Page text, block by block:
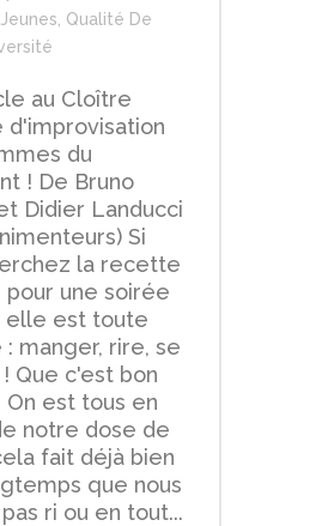
Jeunes Qualité De
au Cloître
d'improvisation
du
! De Bruno
Didier Landucci
Si
la recette
une soirée
elle est toute
manger, rire, se
Que c'est bon
On est tous en
notre dose de
fait déjà bien
que nous
ri ou en tout...